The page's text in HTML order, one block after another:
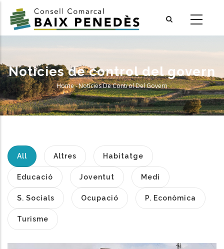
main
Notícies de control del govern
Breadcrumb
Home-Notícies De Control Del Govern
All Altres Habitatge
Educació Joventut Medi
S. Socials Ocupació P. Econòmica
Turisme